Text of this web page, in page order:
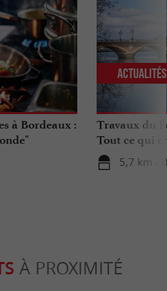
à Bordeaux :
Travaux du
Tout ce qui
5,7 km -
Actualités
À PROXIMITÉ